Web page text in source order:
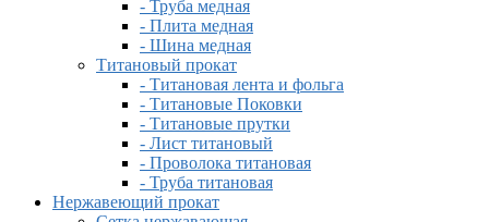
- Труба медная
- Плита медная
- Шина медная
Титановый прокат
- Титановая лента и фольга
- Титановые Поковки
- Титановые прутки
- Лист титановый
- Проволока титановая
- Труба титановая
Нержавеющий прокат